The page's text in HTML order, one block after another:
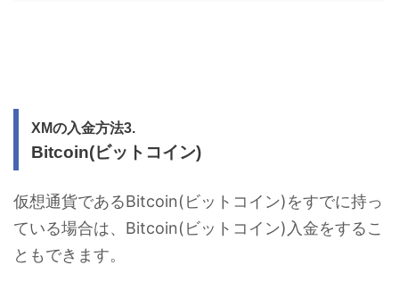
XMの入金方法3.
Bitcoin(ビットコイン)
仮想通貨であるBitcoin(ビットコイン)をすでに持っ
ている場合は、Bitcoin(ビットコイン)入金をするこ
ともできます。